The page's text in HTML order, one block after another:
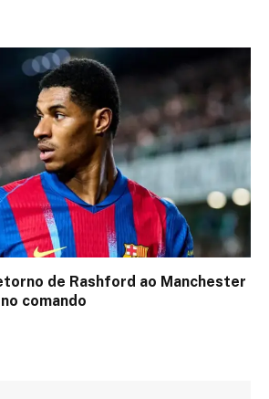
de Rashford ao Manchester
comando